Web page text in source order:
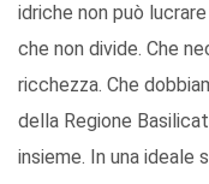
idriche non può
che non divide. Che
ricchezza. Che
della Regione
insieme. In una